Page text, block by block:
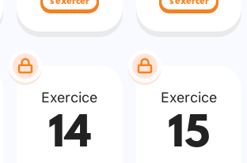
Exercice
14
Exercice
15